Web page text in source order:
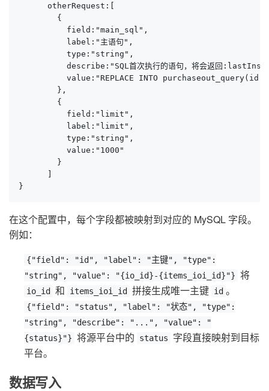
      otherRequest:[
        {
          field:"main_sql",
          label:"主语句",
          type:"string",
describe:"SQL首次执行的语句，将会返回
value:"REPLACE INTO
        },
        {
          field:"limit",
          label:"limit",
          type:"string",
          value:"1000"
        }
      ]
}
在这个配置中，每个字段都被映射到对应的 MySQL 字段。
例如：
{"field": "id", "label": "主键", "type":
"string", "value": "{io_id}-{items_ioi_id}"} 将
io_id 和 items_ioi_id 拼接生成唯一主键 id 。
{"field": "status", "label": "状态", "type":
"string", "describe": "...", "value": "
{status}"} 将源平台中的 status
字段直接映射到目标
平台。
数据写入